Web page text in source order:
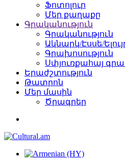
Ֆոտոլուր
Մեր քաղաքը
Գրականություն
Գրականություն
Ակնարկ/Էսսե/
Գրախոսություն
Սփյուռքահայ
Երաժշտություն
Թատրոն
Մեր մասին
Ծրագրեր